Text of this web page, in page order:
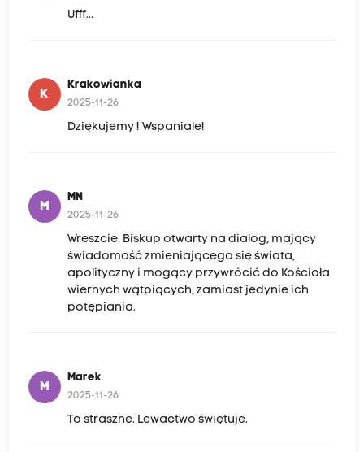
Ufff...
K
Krakowianka
2025-11-26
Dziękujemy ! Wspaniale!
M
MN
2025-11-26
Wreszcie. Biskup otwarty na dialog, mający
świadomość zmieniającego się świata,
apolityczny i mogący przywrócić do Kościoła
wiernych wątpiących, zamiast jedynie ich
potępiania.
M
Marek
2025-11-26
To straszne. Lewactwo świętuje.